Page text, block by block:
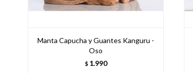
Manta Capucha y Guantes Kanguru -
Oso
$ 1.990